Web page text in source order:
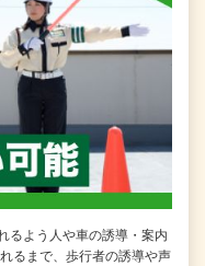
るよう人や車の誘導・案内
るまで、歩行者の誘導や声